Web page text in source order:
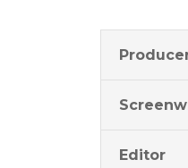
Editor